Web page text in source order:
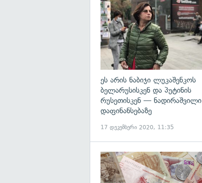
ეს არის ნაბიჯი ლუკაშენკოს
ბელარუსისკენ და პუტინის
რუსეთისკენ — ნადირაშვილი
დაფინანსებაზე
17 დეკემბერი 2020, 11:35